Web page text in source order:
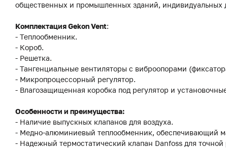
общественных и промышленных зданий, индивидуальных
Комплектация Gekon Vent:
- Теплообменник.
- Короб.
- Решетка.
- Тангенциальные вентиляторы с виброопорами
- Микропроцессорный регулятор.
- Влагозащищенная коробка под регулятор и
Особенности и преимущества:
- Наличие выпускных клапанов для воздуха.
- Медно-алюминиевый теплообменник, обеспечивающий
- Надежный термостатический клапан Danfoss для